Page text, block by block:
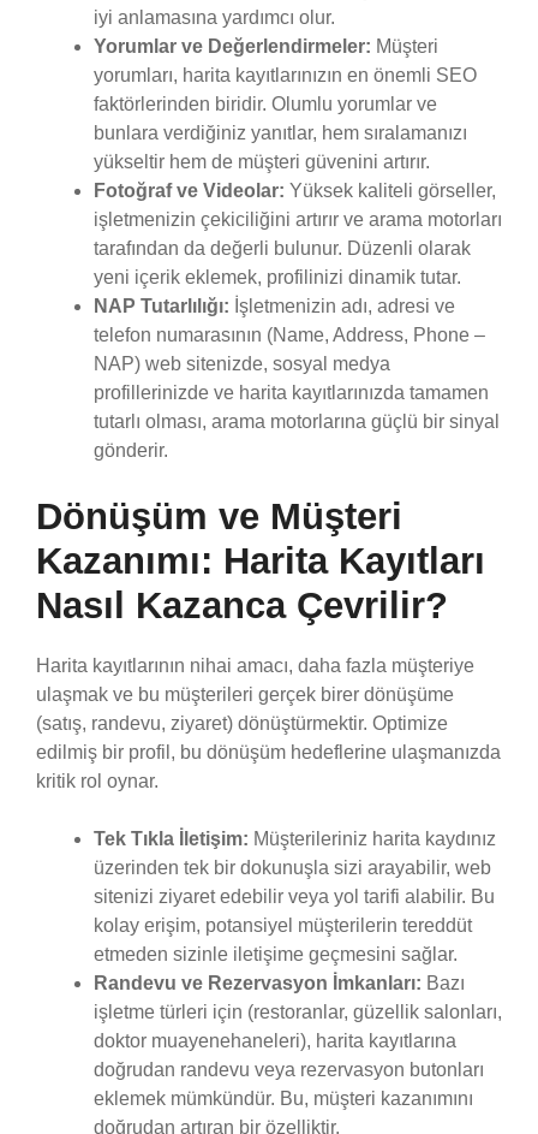
iyi anlamasına yardımcı olur.
Yorumlar ve Değerlendirmeler: Müşteri
yorumları, harita kayıtlarınızın en önemli SEO
faktörlerinden biridir. Olumlu yorumlar ve
bunlara verdiğiniz yanıtlar, hem sıralamanızı
yükseltir hem de müşteri güvenini artırır.
Fotoğraf ve Videolar: Yüksek kaliteli görseller,
işletmenizin çekiciliğini artırır ve arama motorları
tarafından da değerli bulunur. Düzenli olarak
yeni içerik eklemek, profilinizi dinamik tutar.
NAP Tutarlılığı: İşletmenizin adı, adresi ve
telefon numarasının (Name, Address, Phone –
NAP) web sitenizde, sosyal medya
profillerinizde ve harita kayıtlarınızda tamamen
tutarlı olması, arama motorlarına güçlü bir sinyal
gönderir.
Dönüşüm ve Müşteri
Kazanımı: Harita Kayıtları
Nasıl Kazanca Çevrilir?
Harita kayıtlarının nihai amacı, daha fazla müşteriye
ulaşmak ve bu müşterileri gerçek birer dönüşüme
(satış, randevu, ziyaret) dönüştürmektir. Optimize
edilmiş bir profil, bu dönüşüm hedeflerine ulaşmanızda
kritik rol oynar.
Tek Tıkla İletişim: Müşterileriniz harita kaydınız
üzerinden tek bir dokunuşla sizi arayabilir, web
sitenizi ziyaret edebilir veya yol tarifi alabilir. Bu
kolay erişim, potansiyel müşterilerin tereddüt
etmeden sizinle iletişime geçmesini sağlar.
Randevu ve Rezervasyon İmkanları: Bazı
işletme türleri için (restoranlar, güzellik salonları,
doktor muayenehaneleri), harita kayıtlarına
doğrudan randevu veya rezervasyon butonları
eklemek mümkündür. Bu, müşteri kazanımını
doğrudan artıran bir özelliktir.